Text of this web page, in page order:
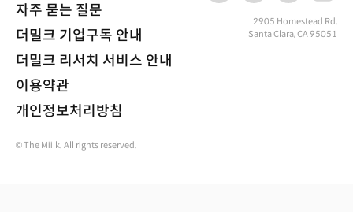
자주 묻는 질문
더밀크 기업구독 안내
더밀크 리서치 서비스 안내
이용약관
개인정보처리방침
2905 Homestead Rd,
Santa Clara, CA 95051
© The Miilk. All rights reserved.